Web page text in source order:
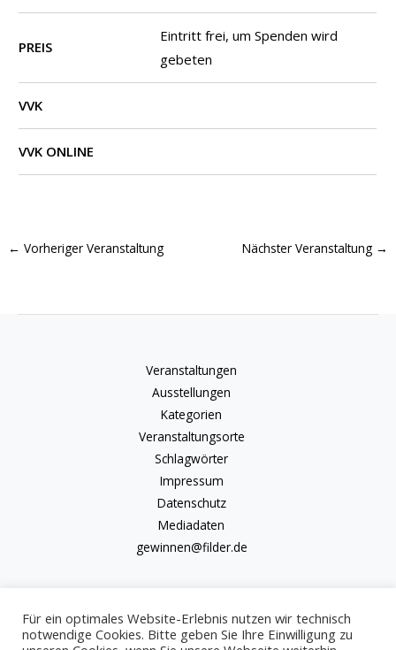
PREIS
Eintritt frei, um Spenden wird
gebeten
VVK
VVK ONLINE
← Vorheriger Veranstaltung Nächster Veranstaltung →
Veranstaltungen
Ausstellungen
Kategorien
Veranstaltungsorte
Schlagwörter
Impressum
Datenschutz
Mediadaten
gewinnen@filder.de
Für ein optimales Website-Erlebnis nutzen wir technisch
notwendige Cookies. Bitte geben Sie Ihre Einwilligung zu